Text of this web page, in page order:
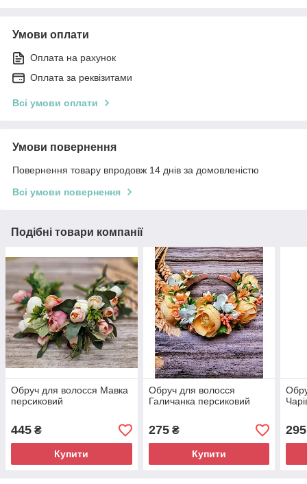
Умови оплати
Оплата на рахунок
Оплата за реквізитами
Всі умови оплати
Умови повернення
Повернення товару впродовж 14 днів за домовленістю
Всі умови повернення
Подібні товари компанії
Обруч для волосся Мавка
персиковий
445 ₴
Купити
Обруч для волосся
Галичанка персиковий
275₴
Купити
295